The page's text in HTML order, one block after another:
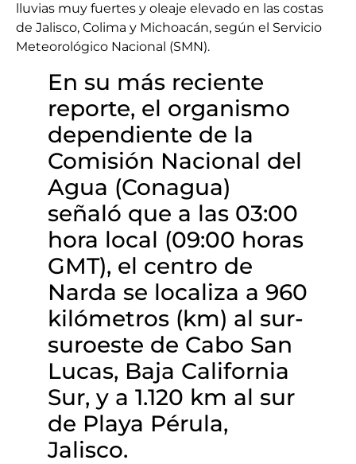
lluvias muy fuertes y oleaje elevado en las costas
de Jalisco, Colima y Michoacán, según el Servicio
Meteorológico Nacional (SMN).
En su más reciente
reporte, el organismo
dependiente de la
Comisión Nacional del
Agua (Conagua)
señaló que a las 03:00
hora local (09:00 horas
GMT), el centro de
Narda se localiza a 960
kilómetros (km) al sur-
suroeste de Cabo San
Lucas, Baja California
Sur, y a 1.120 km al sur
de Playa Pérula,
Jalisco.